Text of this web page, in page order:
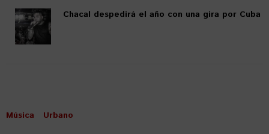
Chacal despedirá el año con una gira por Cuba
Música Urbano